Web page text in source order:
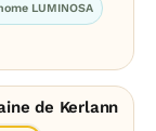
LUMINOSA
de Kerlann